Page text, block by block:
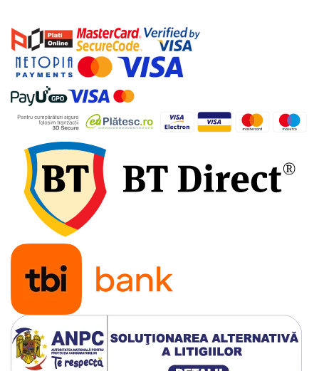
Mobilier baie
Accesorii baie
Accesorii bucatarie
Accesorii lavoare
Accesorii rezervoare si vase WC
Accesorii cazi si cabine de dus
Articole sanitare
Uscatoare pentru maini
Echipamente pentru irigatii
Kit irigare gazon
Kit irigare gradina
Teava pentru irigatii
Fitinguri pentru irigatii
Robinete
Filtre pentru irigatii
Banda de picurare